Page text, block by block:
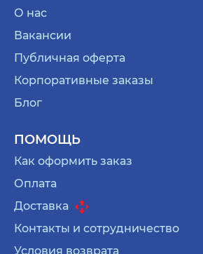
О нас
Вакансии
Публичная оферта
Корпоративные заказы
Блог
ПОМОЩЬ
Как оформить заказ
Оплата
Доставка
Контакты и сотрудничество
Условия возврата